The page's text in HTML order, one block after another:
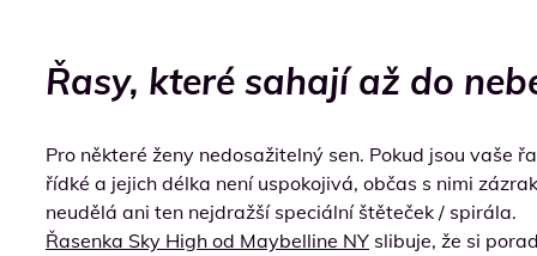
Řasy, které sahají až do
Pro některé ženy nedosažitelný sen. Pokud jsou vaše
řídké a jejich délka není uspokojivá, občas s nimi
neudělá ani ten nejdražší speciální štěteček / spirála.
Řasenka Sky High od Maybelline NY slibuje, že si